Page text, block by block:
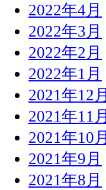
2022年4月
2022年3月
2022年2月
2022年1月
2021年12月
2021年11月
2021年10月
2021年9月
2021年8月